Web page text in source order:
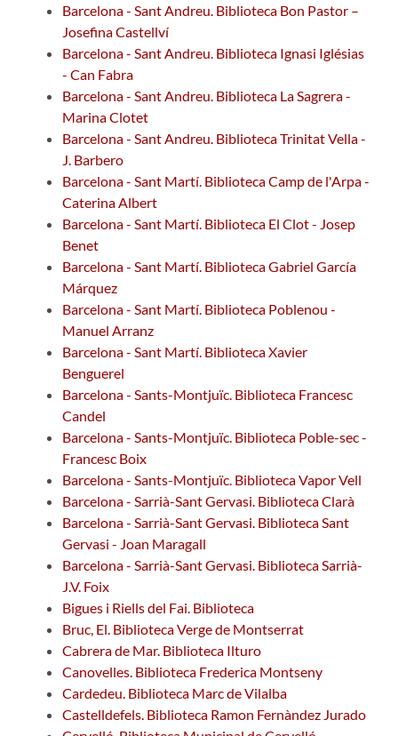
Barcelona - Sant Andreu. Biblioteca Bon Pastor –
Josefina Castellví
Barcelona - Sant Andreu. Biblioteca Ignasi Iglésias
- Can Fabra
Barcelona - Sant Andreu. Biblioteca La Sagrera -
Marina Clotet
Barcelona - Sant Andreu. Biblioteca Trinitat Vella -
J. Barbero
Barcelona - Sant Martí. Biblioteca Camp de l'Arpa -
Caterina Albert
Barcelona - Sant Martí. Biblioteca El Clot - Josep
Benet
Barcelona - Sant Martí. Biblioteca Gabriel García
Márquez
Barcelona - Sant Martí. Biblioteca Poblenou -
Manuel Arranz
Barcelona - Sant Martí. Biblioteca Xavier
Benguerel
Barcelona - Sants-Montjuïc. Biblioteca Francesc
Candel
Barcelona - Sants-Montjuïc. Biblioteca Poble-sec -
Francesc Boix
Barcelona - Sants-Montjuïc. Biblioteca Vapor Vell
Barcelona - Sarrià-Sant Gervasi. Biblioteca Clarà
Barcelona - Sarrià-Sant Gervasi. Biblioteca Sant
Gervasi - Joan Maragall
Barcelona - Sarrià-Sant Gervasi. Biblioteca Sarrià-
J.V. Foix
Bigues i Riells del Fai. Biblioteca
Bruc, El. Biblioteca Verge de Montserrat
Cabrera de Mar. Biblioteca Ilturo
Canovelles. Biblioteca Frederica Montseny
Cardedeu. Biblioteca Marc de Vilalba
Castelldefels. Biblioteca Ramon Fernàndez Jurado